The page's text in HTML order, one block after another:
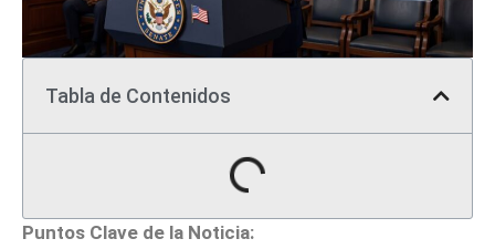
Tabla de Contenidos
Puntos Clave de la Noticia: